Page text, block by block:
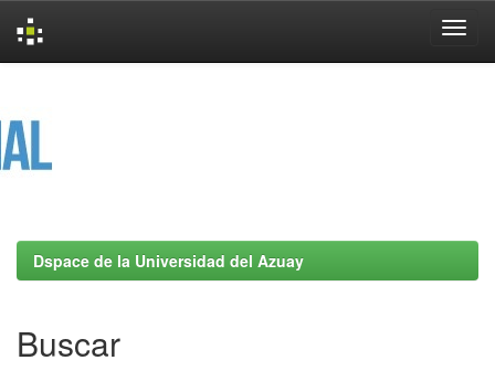
Dspace de la Universidad del Azuay
Buscar